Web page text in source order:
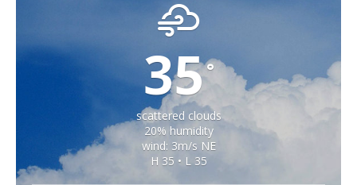
35°
scattered clouds
20% humidity
wind: 3m/s NE
H 35 • L 35